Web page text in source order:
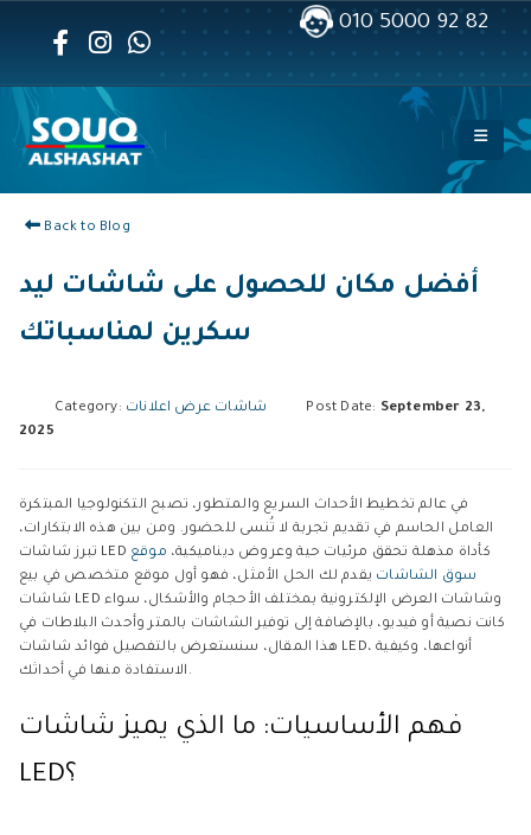
010 5000 92 82
Back to Blog
أفضل مكان للحصول على شاشات ليد
سكرين لمناسباتك
Category: شاشات عرض اعلانات Post Date: September 23,
2025
في عالم تخطيط الأحداث السريع والمتطور، تصبح التكنولوجيا المبتكرة
العامل الحاسم في تقديم تجربة لا تُنسى للحضور. ومن بين هذه الابتكارات،
تبرز شاشات LED كأداة مذهلة تحقق مرئيات حية وعروض ديناميكية، موقع
سوق الشاشات يقدم لك الحل الأمثل، فهو أول موقع متخصص في بيع
شاشات LED وشاشات العرض الإلكترونية بمختلف الأحجام والأشكال، سواء
كانت نصية أو فيديو، بالإضافة إلى توفير الشاشات بالمتر وأحدث البلاطات في
هذا المقال، سنستعرض بالتفصيل فوائد شاشات LED، أنواعها، وكيفية
الاستفادة منها في أحداثك.
فهم الأساسيات: ما الذي يميز شاشات
LED؟